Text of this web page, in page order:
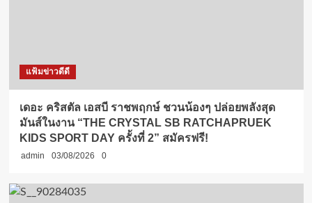
แฟ้มข่าวดีดี
เดอะ คริสตัล เอสบี ราชพฤกษ์ ชวนน้องๆ ปล่อยพลังสุด
มันส์ในงาน “THE CRYSTAL SB RATCHAPRUEK
KIDS SPORT DAY ครั้งที่ 2” สมัครฟรี!
admin 03/08/2026 0